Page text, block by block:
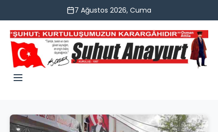
7 Ağustos 2026, Cuma